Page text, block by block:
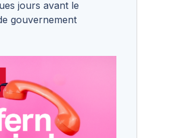
jours avant le
gouvernement